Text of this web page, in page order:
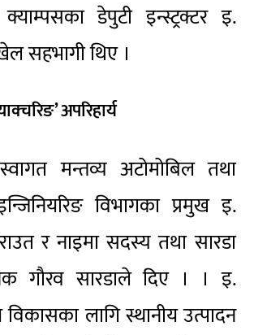
डेपुटी इन्स्ट्रक्टर इ.
सहभागी थिए ।
अपरिहार्य
मन्तव्य अटोमोबिल तथा
विभागका प्रमुख इ.
र नाइमा सदस्य तथा सारडा
गौरव सारडाले दिए । । इ.
विकासका लागि स्थानीय उत्पादन